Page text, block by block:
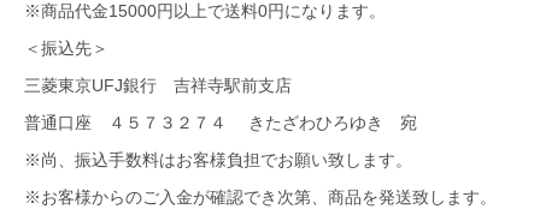
※商品代金15000円以上で送料0円になります。
＜振込先＞
三菱東京UFJ銀行 吉祥寺駅前支店
普通口座 ４５７３２７４ きたざわひろゆき 宛
※尚、振込手数料はお客様負担でお願い致します。
※お客様からのご入金が確認でき次第、商品を発送致します。